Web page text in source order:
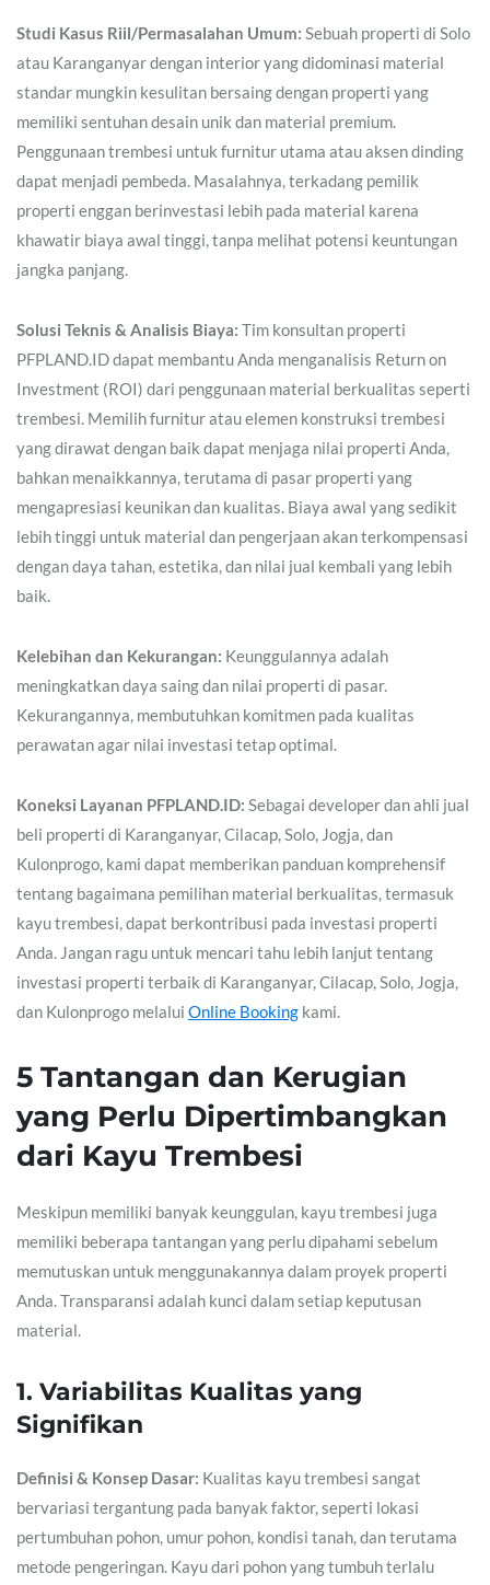
Studi Kasus Riil/Permasalahan Umum: Sebuah properti di Solo
atau Karanganyar dengan interior yang didominasi material
standar mungkin kesulitan bersaing dengan properti yang
memiliki sentuhan desain unik dan material premium.
Penggunaan trembesi untuk furnitur utama atau aksen dinding
dapat menjadi pembeda. Masalahnya, terkadang pemilik
properti enggan berinvestasi lebih pada material karena
khawatir biaya awal tinggi, tanpa melihat potensi keuntungan
jangka panjang.
Solusi Teknis & Analisis Biaya: Tim konsultan properti
PFPLAND.ID dapat membantu Anda menganalisis Return on
Investment (ROI) dari penggunaan material berkualitas seperti
trembesi. Memilih furnitur atau elemen konstruksi trembesi
yang dirawat dengan baik dapat menjaga nilai properti Anda,
bahkan menaikkannya, terutama di pasar properti yang
mengapresiasi keunikan dan kualitas. Biaya awal yang sedikit
lebih tinggi untuk material dan pengerjaan akan terkompensasi
dengan daya tahan, estetika, dan nilai jual kembali yang lebih
baik.
Kelebihan dan Kekurangan: Keunggulannya adalah
meningkatkan daya saing dan nilai properti di pasar.
Kekurangannya, membutuhkan komitmen pada kualitas
perawatan agar nilai investasi tetap optimal.
Koneksi Layanan PFPLAND.ID: Sebagai developer dan ahli jual
beli properti di Karanganyar, Cilacap, Solo, Jogja, dan
Kulonprogo, kami dapat memberikan panduan komprehensif
tentang bagaimana pemilihan material berkualitas, termasuk
kayu trembesi, dapat berkontribusi pada investasi properti
Anda. Jangan ragu untuk mencari tahu lebih lanjut tentang
investasi properti terbaik di Karanganyar, Cilacap, Solo, Jogja,
dan Kulonprogo melalui Online Booking kami.
5 Tantangan dan Kerugian
yang Perlu Dipertimbangkan
dari Kayu Trembesi
Meskipun memiliki banyak keunggulan, kayu trembesi juga
memiliki beberapa tantangan yang perlu dipahami sebelum
memutuskan untuk menggunakannya dalam proyek properti
Anda. Transparansi adalah kunci dalam setiap keputusan
material.
1. Variabilitas Kualitas yang
Signifikan
Definisi & Konsep Dasar: Kualitas kayu trembesi sangat
bervariasi tergantung pada banyak faktor, seperti lokasi
pertumbuhan pohon, umur pohon, kondisi tanah, dan terutama
metode pengeringan. Kayu dari pohon yang tumbuh terlalu